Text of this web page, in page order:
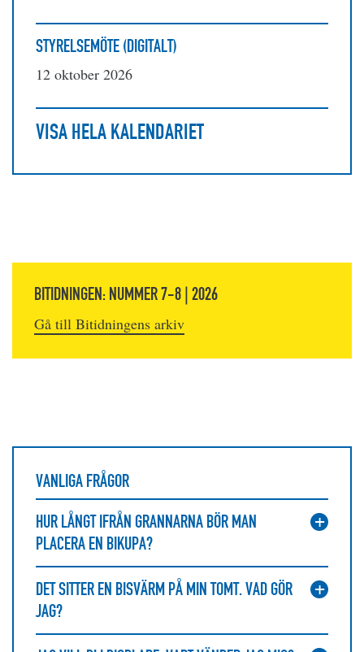
STYRELSEMÖTE (DIGITALT)
12 oktober 2026
VISA HELA KALENDARIET
BITIDNINGEN: NUMMER 7-8 | 2026
Gå till Bitidningens arkiv
VANLIGA FRÅGOR
HUR LÅNGT IFRÅN GRANNARNA BÖR MAN
PLACERA EN BIKUPA?
DET SITTER EN BISVÄRM PÅ MIN TOMT. VAD GÖR
JAG?